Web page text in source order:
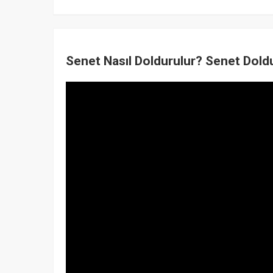
Senet Nasıl Doldurulur? Senet